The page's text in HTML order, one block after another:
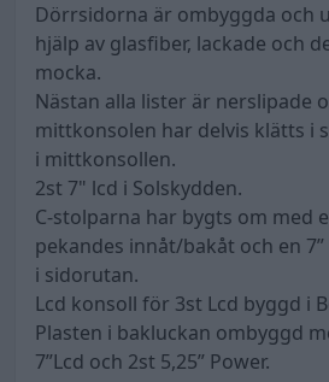
Dörrsidorna är ombyggda och
hjälp av glasfiber, lackade och
mocka.
Nästan alla lister är nerslipade
mittkonsolen har delvis klätts i
i mittkonsollen.
2st 7" lcd i Solskydden.
C-stolparna har bygts om med
pekandes innåt/bakåt och en
i sidorutan.
Lcd konsoll för 3st Lcd byggd i
Plasten i bakluckan ombyggd
7”Lcd och 2st 5,25” Power.